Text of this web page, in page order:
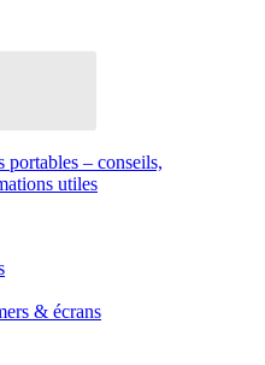
portables – conseils,
utiles
& écrans